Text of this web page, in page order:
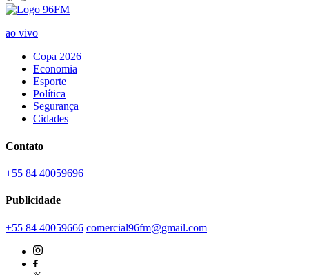
ao vivo
Copa 2026
Economia
Esporte
Política
Segurança
Cidades
Contato
+55 84 40059696
Publicidade
+55 84 40059666 comercial96fm@gmail.com